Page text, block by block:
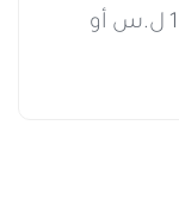
باستخدام إحدى فئات التعبئة (1 ل.س أو